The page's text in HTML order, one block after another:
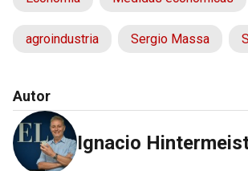
agroindustria Sergio Massa
Autor
Ignacio